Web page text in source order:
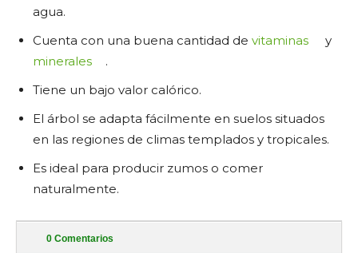
agua.
Cuenta con una buena cantidad de vitaminas
y
minerales
.
Tiene un bajo valor calórico.
El árbol se adapta fácilmente en suelos situados
en las regiones de climas templados y tropicales.
Es ideal para producir zumos o comer
naturalmente.
0 Comentarios